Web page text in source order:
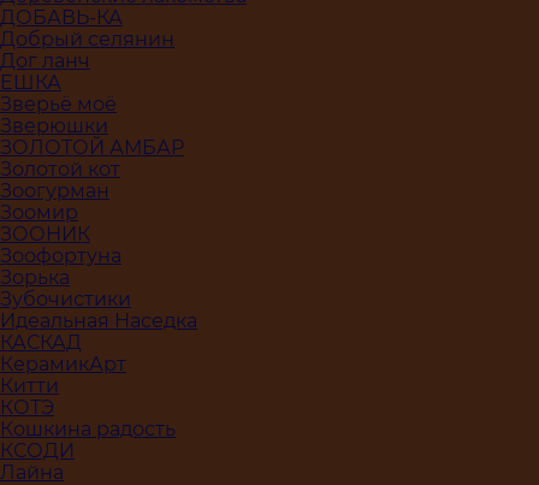
ДОБАВЬ-КА
Добрый селянин
Дог ланч
ЕШКА
Зверьё моё
Зверюшки
ЗОЛОТОЙ АМБАР
Золотой кот
Зоогурман
Зоомир
ЗООНИК
Зоофортуна
Зорька
Зубочистики
Идеальная Наседка
КАСКАД
КерамикАрт
Китти
КОТЭ
Кошкина радость
КСОДИ
Лайна